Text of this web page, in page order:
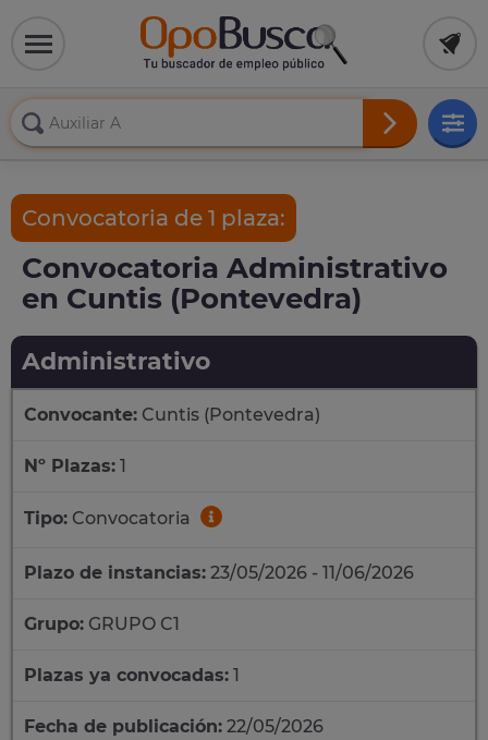
Convocatoria de 1 plaza:
Convocatoria Administrativo
en Cuntis (Pontevedra)
Administrativo
Convocante: Cuntis (Pontevedra)
Nº Plazas: 1
Tipo: Convocatoria
Plazo de instancias: 23/05/2026 - 11/06/2026
Grupo: GRUPO C1
Plazas ya convocadas: 1
Fecha de publicación: 22/05/2026